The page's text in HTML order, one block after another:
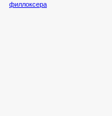
филлоксера